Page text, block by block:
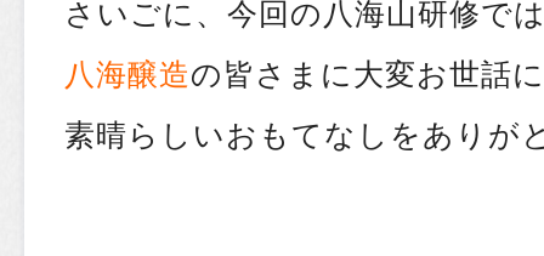
さいごに、今回の八海山研修で
八海醸造の皆さまに大変お世話
素晴らしいおもてなしをありが